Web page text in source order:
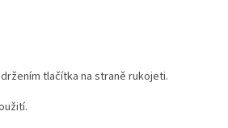
tlačítka na straně rukojeti.